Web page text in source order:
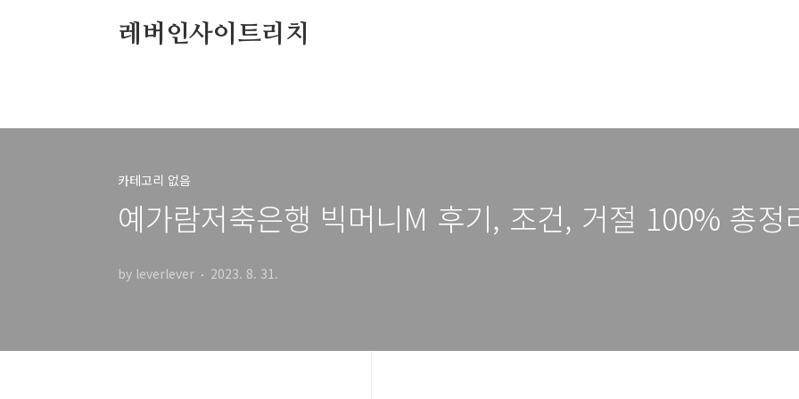
레버인사이트리치
카테고리 없음
예가람저축은행 빅머니M 후기, 조건, 거절 100% 총정
by leverlever 2023. 8. 31.